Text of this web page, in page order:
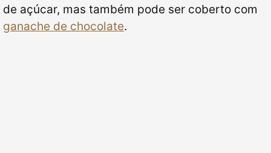
de açúcar, mas também pode ser coberto com
ganache de chocolate.